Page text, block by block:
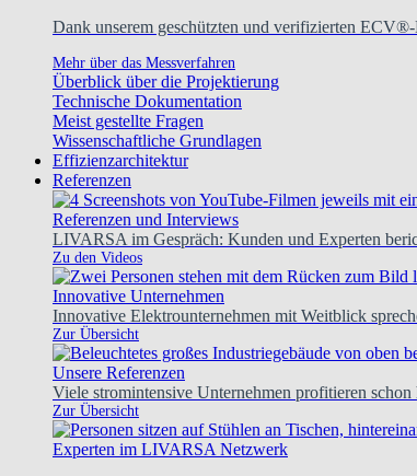
Dank unserem geschützten und verifizierten
Mehr über das Messverfahren
Überblick über die Projektierung
Technische Dokumentation
Meist gestellte Fragen
Wissenschaftliche Grundlagen
Effizienzarchitektur
Referenzen
Referenzen und Interviews
LIVARSA im Gespräch: Kunden und Experten
Zu den Videos
Innovative Unternehmen
Innovative Elektrounternehmen mit Weitblick
Zur Übersicht
Unsere Referenzen
Viele stromintensive Unternehmen profitieren
Zur Übersicht
Experten im LIVARSA Netzwerk